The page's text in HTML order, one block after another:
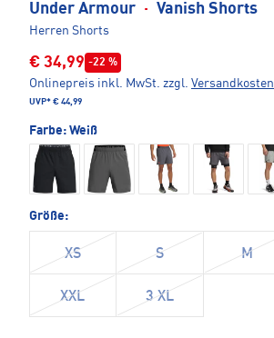
Under Armour · Vanish Shorts
Herren Shorts
€ 34,99 -22 %
Onlinepreis inkl. MwSt. zzgl. Versandkosten
UVP* € 44,99
Farbe: Weiß
Größe:
XS S M
XXL 3 XL